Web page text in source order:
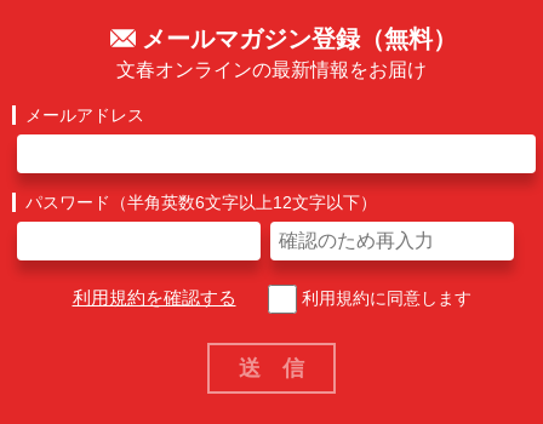
メールマガジン登録（無料）
文春オンラインの最新情報をお届け
メールアドレス
パスワード（半角英数6文字以上12文字以下）
利用規約を確認する 利用規約に同意します